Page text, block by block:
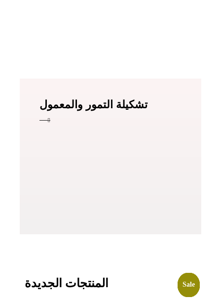
تشكيلة التمور والمعمول
المنتجات الجديدة Sale
Sale
Sale
Sale
Sale
Sale
Sale
Sale